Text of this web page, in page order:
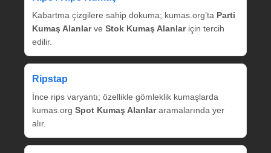
Kabartma çizgilere sahip dokuma; kumas.org’ta Parti
Kumaş Alanlarve Stok Kumaş Alanlariçin tercih
edilir.
Ripstap
İnce rips varyantı; özellikle gömleklik kumaşlarda
kumas.org Spot Kumaş Alanlararamalarında yer
alır.